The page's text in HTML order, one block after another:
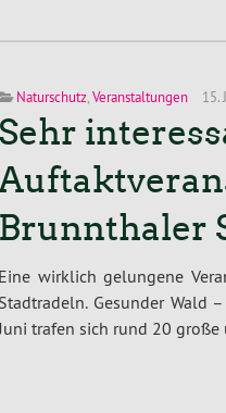
Naturschutz, Veranstaltungen 15.
Sehr
Brunnthaler
Eine wirklich gelungene
Stadtradeln. Gesunder Wald
trafen sich rund 20